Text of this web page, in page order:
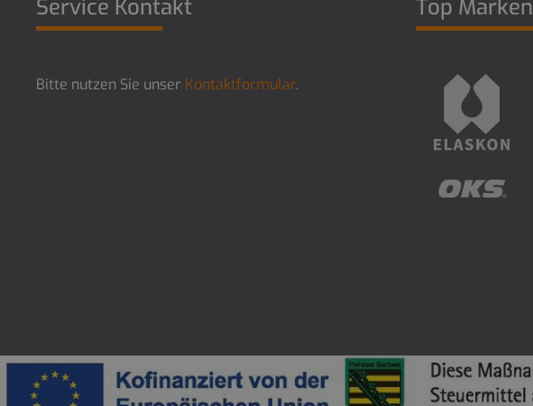
Service Kontakt
Bitte nutzen Sie unser Kontaktformular.
Top Marken